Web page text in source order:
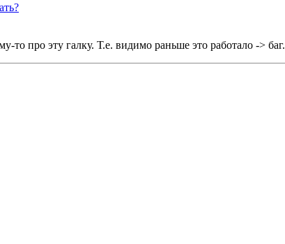
то про эту галку. Т.е. видимо раньше это работало -> баг.